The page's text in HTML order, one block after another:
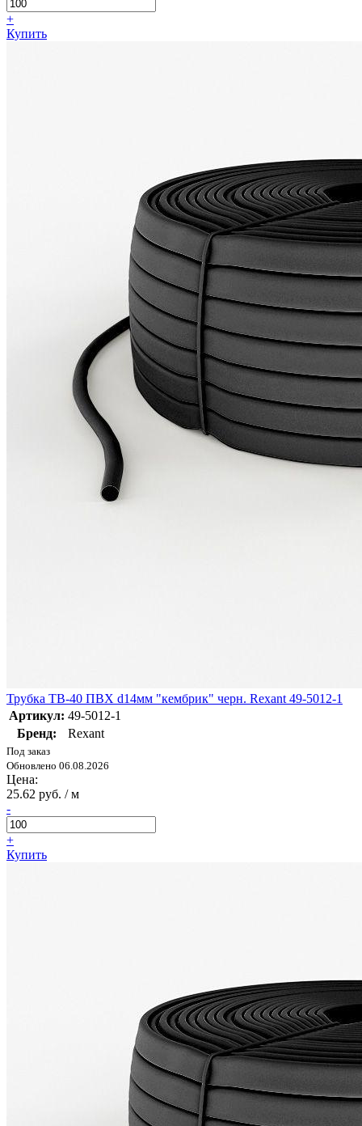
+
Купить
Трубка ТВ-40 ПВХ d14мм "кембрик" черн. Rexant 49-5012-1
Артикул: 49-5012-1
Бренд:
Rexant
Под заказ
Обновлено 06.08.2026
Цена:
25.62 руб. / м
-
+
Купить